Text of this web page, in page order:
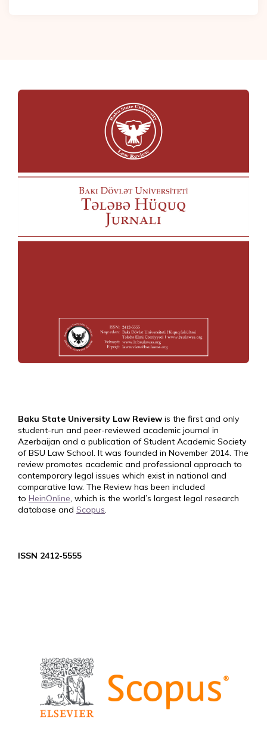
Baku State University Law Review is the first and only
student-run and peer-reviewed academic journal in
Azerbaijan and a publication of Student Academic Society
of BSU Law School. It was founded in November 2014. The
review promotes academic and professional approach to
contemporary legal issues which exist in national and
comparative law. The Review has been included
to HeinOnline, which is the world’s largest legal research
database and Scopus.
ISSN 2412-5555